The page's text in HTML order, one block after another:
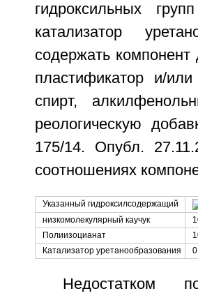
гидроксильных
катализатор
содержать
пластификатор и/
спирт,
реологическую
175/14. Опубл.
соотношениях
Указанный гидроксилсодержащий
низкомолекулярный каучук
Полиизоцианат
Катализатор уретанообразования
Недостатком